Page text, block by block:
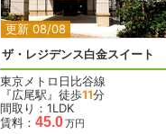
更新 08/08
ザ・レジデンス白金スイート
東京メトロ日比谷線
『広尾駅』徒歩11分
間取り：1LDK
賃料： 45.0万円